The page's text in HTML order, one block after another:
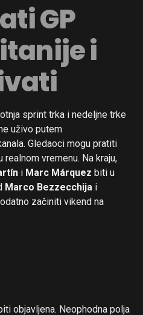
GP
i
sprint trka i nedeljne trke
uživo putem
Gledaoci mogu pratiti
vremenu. Na kraju,
i Marc Márquez biti u
Marco Bezzecchija i
začiniti vikend na
objavljena. Neophodna polja